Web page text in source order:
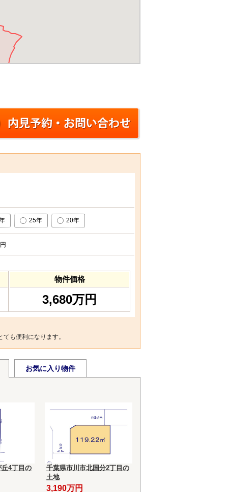
25年 20年
物件価格
3,680万円
も便利になります。
お気に入り物件
4丁目の
千葉県市川市北国分2丁目の
土地
3,190万円